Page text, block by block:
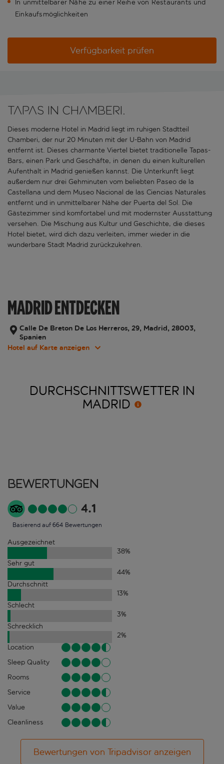
In unmittelbarer Nähe zu einer Reihe von Restaurants und
Einkaufsmöglichkeiten
Verfügbarkeit prüfen
Tapas in Chamberi.
Dieses moderne Hotel in Madrid liegt im ruhigen Stadtteil
Chamberi, der nur 20 Minuten mit der U-Bahn von Madrid
entfernt ist. Dieses charmante Viertel bietet traditionelle Tapas-
Bars, einen Park und Geschäfte, in denen du einen kulturellen
Aufenthalt in Madrid genießen kannst. Die Unterkunft liegt
außerdem nur drei Gehminuten vom beliebten Paseo de la
Castellana und dem Museo Nacional de las Ciencias Naturales
entfernt und in unmittelbarer Nähe der Puerta del Sol. Die
Gästezimmer sind komfortabel und mit modernster Ausstattung
versehen. Die Mischung aus Kultur und Geschichte, die dieses
Hotel bietet, wird dich dazu verleiten, immer wieder in die
wunderbare Stadt Madrid zurückzukehren.
MADRID ENTDECKEN
Calle De Breton De Los Herreros, 29, Madrid, 28003,
Spanien
Hotel auf Karte anzeigen
DURCHSCHNITTSWETTER IN
MADRID
Bewertungen
4.1
Basierend auf 664 Bewertungen
Ausgezeichnet
38%
Sehr gut
44%
Durchschnitt
13%
Schlecht
3%
Schrecklich
2%
Location
Sleep Quality
Rooms
Service
Value
Cleanliness
Bewertungen von Tripadvisor anzeigen